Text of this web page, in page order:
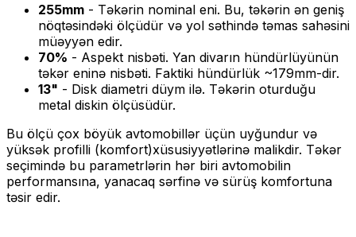
255mm - Təkərin nominal eni. Bu, təkərin ən geniş
nöqtəsindəki ölçüdür və yol səthində təmas sahəsini
müəyyən edir.
70% - Aspekt nisbəti. Yan divarın hündürlüyünün
təkər eninə nisbəti. Faktiki hündürlük ~179mm-dir.
13" - Disk diametri düym ilə. Təkərin oturduğu
metal diskin ölçüsüdür.
Bu ölçü çox böyük avtomobillər üçün uyğundur və
yüksək profilli (komfort)xüsusiyyətlərinə malikdir. Təkər
seçimində bu parametrlərin hər biri avtomobilin
performansına, yanacaq sərfinə və sürüş komfortuna
təsir edir.